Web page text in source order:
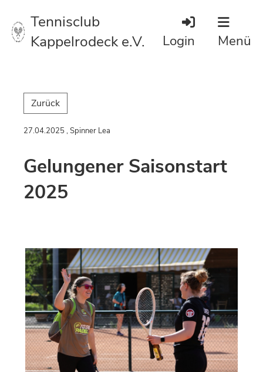
Tennisclub
Kappelrodeck e.V.
Login Menü
Zurück
27.04.2025 , Spinner Lea
Gelungener Saisonstart
2025